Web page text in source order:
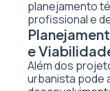
planejamento
profissional e
e
Além dos
urbanista pode